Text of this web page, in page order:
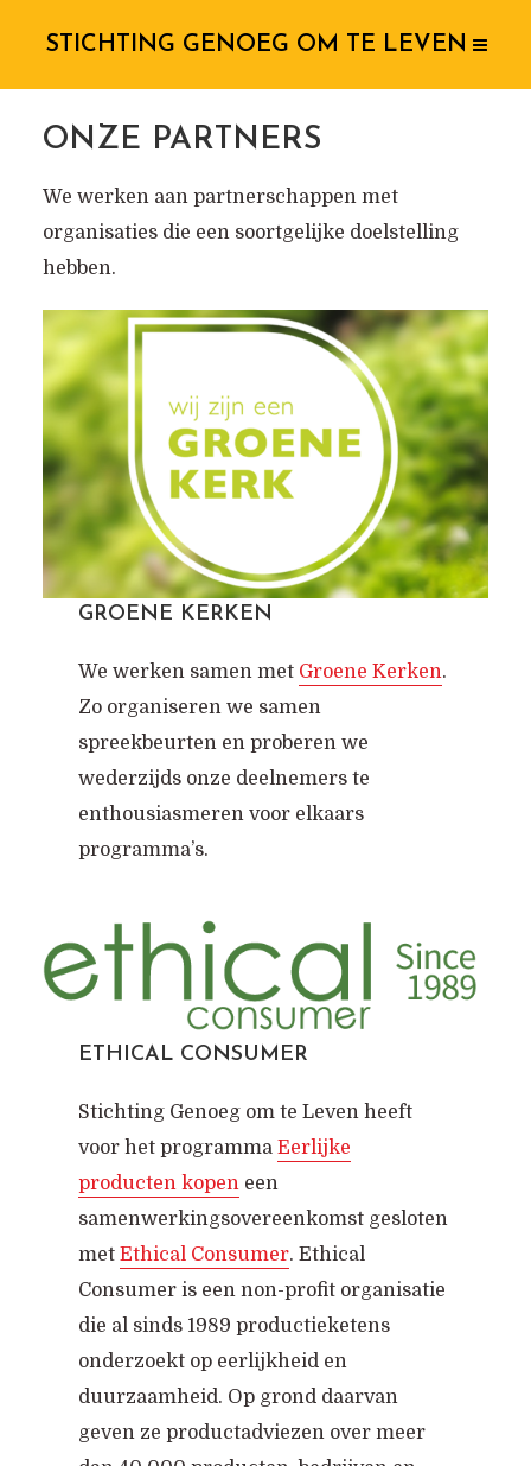
STICHTING GENOEG OM TE LEVEN
ONZE PARTNERS
We werken aan partnerschappen met
organisaties die een soortgelijke doelstelling
hebben.
GROENE KERKEN
We werken samen met Groene Kerken.
Zo organiseren we samen
spreekbeurten en proberen we
wederzijds onze deelnemers te
enthousiasmeren voor elkaars
programma’s.
ETHICAL CONSUMER
Stichting Genoeg om te Leven heeft
voor het programma Eerlijke
producten kopen een
samenwerkingsovereenkomst gesloten
met Ethical Consumer. Ethical
Consumer is een non-profit organisatie
die al sinds 1989 productieketens
onderzoekt op eerlijkheid en
duurzaamheid. Op grond daarvan
geven ze productadviezen over meer